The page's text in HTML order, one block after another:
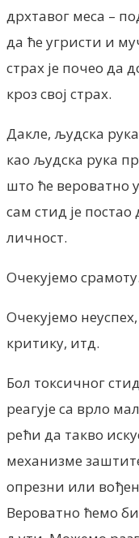
дрхтавог меса –
да ће угристи и
страх је почео да
кроз свој страх.
Дакле, људска
као људска рука
што ће вероватно
сам стид је
личност.
Очекујемо срамоту.
Очекујемо
критику, итд.
Бол токсичног
реагује са врло
рећи да такво
механизме
опрезни или
Вероватно ћемо